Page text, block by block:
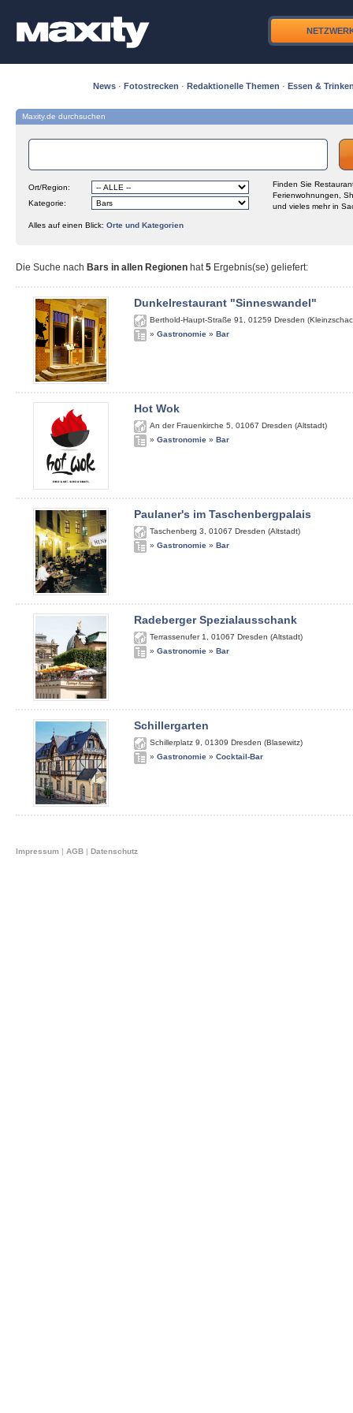
News · Fotostrecken · Redaktionelle Themen · Essen &
Maxity.de durchsuchen
Ort/Region:
Kategorie:
Finden Sie
Ferienwohnungen,
und vieles mehr in
Alles auf einen Blick: Orte und Kategorien
Die Suche nach Bars in allen Regionen hat5 Ergebnis(se) geliefert:
Dunkelrestaurant "Sinneswandel"
Berthold-Haupt-Straße 91 01259 Dresden
» Gastronomie » Bar
Hot Wok
An der Frauenkirche 5 01067 Dresden (Altstadt)
» Gastronomie » Bar
Paulaner's im Taschenbergpalais
Taschenberg 3 01067 Dresden (Altstadt)
» Gastronomie » Bar
Radeberger Spezialausschank
Terrassenufer 1 01067 Dresden (Altstadt)
» Gastronomie » Bar
Schillergarten
Schillerplatz 9 01309 Dresden (Blasewitz)
» Gastronomie » Cocktail-Bar
Impressum | AGB | Datenschutz